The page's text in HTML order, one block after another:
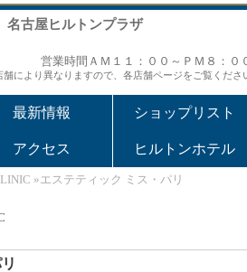
古屋ヒルトンプラザ
営業時間ＡＭ１１：００～ＰＭ８：０
により異なりますので、各店舗ページをご覧くださ
最新情報 ショップリスト
アクセス ヒルトンホテル
»エステティック ミス・パリ